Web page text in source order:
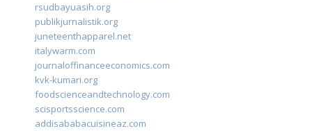
rsudbayuasih.org
publikjurnalistik.org
juneteenthapparel.net
italywarm.com
journaloffinanceeconomics.com
kvk-kumari.org
foodscienceandtechnology.com
scisportsscience.com
addisababacuisineaz.com